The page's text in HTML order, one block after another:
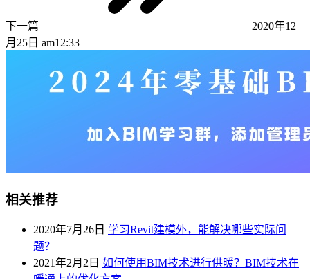
下一篇
2020年12
月25日 am12:33
相关推荐
2020年7月26日 学习Revit建模外，能解决哪些实际问
题？
2021年2月2日 如何使用BIM技术进行供暖？BIM技术在